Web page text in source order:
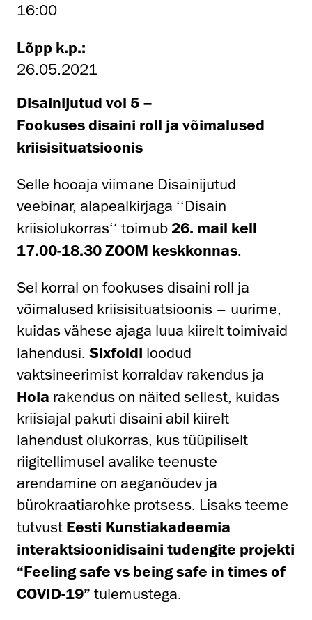
16:00
Lõpp k.p.:
26.05.2021
Disainijutud vol 5 –
Fookuses disaini roll ja võimalused
kriisisituatsioonis
Selle hooaja viimane Disainijutud
veebinar, alapealkirjaga ‘‘Disain
kriisiolukorras‘‘ toimub 26. mail kell
17.00-18.30 ZOOM keskkonnas.
Sel korral on fookuses disaini roll ja
võimalused kriisisituatsioonis – uurime,
kuidas vähese ajaga luua kiirelt toimivaid
lahendusi. Sixfoldi loodud
vaktsineerimist korraldav rakendus ja
Hoia rakendus on näited sellest, kuidas
kriisiajal pakuti disaini abil kiirelt
lahendust olukorras, kus tüüpiliselt
riigitellimusel avalike teenuste
arendamine on aeganõudev ja
bürokraatiarohke protsess. Lisaks teeme
tutvust Eesti Kunstiakadeemia
interaktsioonidisaini tudengite projekti
“Feeling safe vs being safe in times of
COVID-19” tulemustega.